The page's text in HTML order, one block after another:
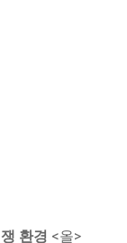
환경 <올>